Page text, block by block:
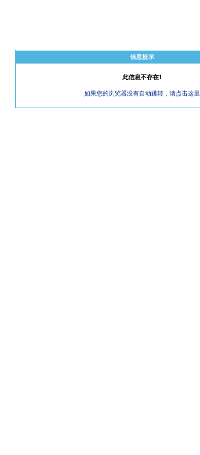
信息提示
此信息不存在1
如果您的浏览器没有自动跳转，请点击这里